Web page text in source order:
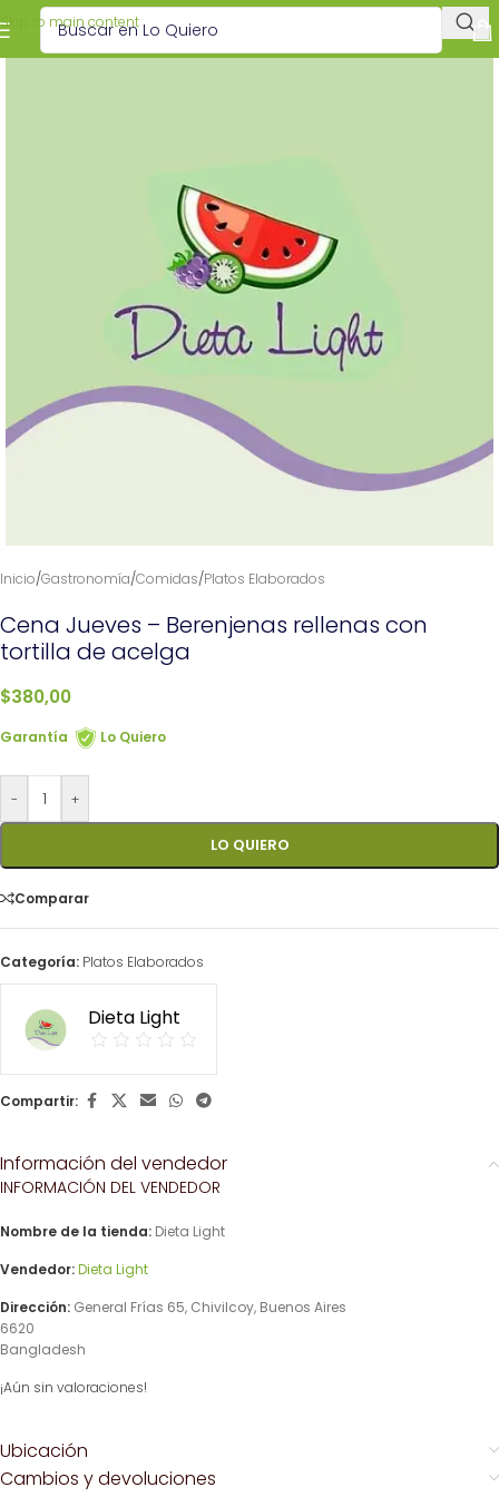
Skip to main content
Inicio/Gastronomía/Comidas/Platos Elaborados
Cena Jueves – Berenjenas rellenas con
tortilla de acelga
$380,00
Garantía Lo Quiero
- +
LO QUIERO
Comparar
Categoría: Platos Elaborados
Dieta Light
Compartir:
Información del vendedor
INFORMACIÓN DEL VENDEDOR
Nombre de la tienda: Dieta Light
Vendedor:Dieta Light
Dirección: General Frías 65, Chivilcoy, Buenos Aires
6620
Bangladesh
¡Aún sin valoraciones!
Ubicación
Cambios y devoluciones